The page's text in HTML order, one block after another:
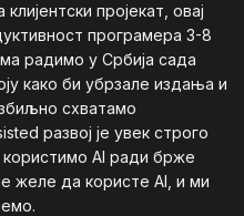
пројекат, овај
програмера 3-8
радимо у Србија сада
како би убрзале издања и
схватамо
развој је увек строго
користимо AI ради брже
желе да користе AI, и ми